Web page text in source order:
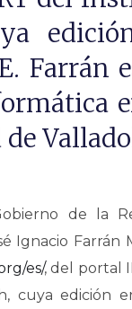
Farrán
de la
Ignacio
es/, del portal
cuya edición